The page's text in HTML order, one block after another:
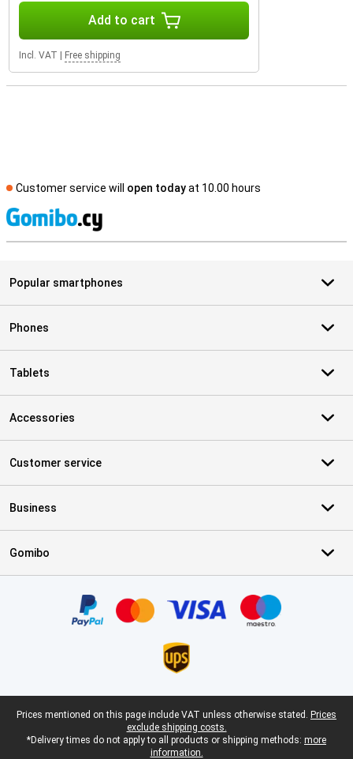
Add to cart
Incl. VAT Free shipping
Customer service will open todayat 10.00 hours
Popular smartphones
Phones
Tablets
Accessories
Customer service
Business
Gomibo
Legal footer
Prices mentioned on this page include VAT unless otherwise stated. Prices
exclude shipping costs.
*Delivery times do not apply to all products or shipping methods: more
information.